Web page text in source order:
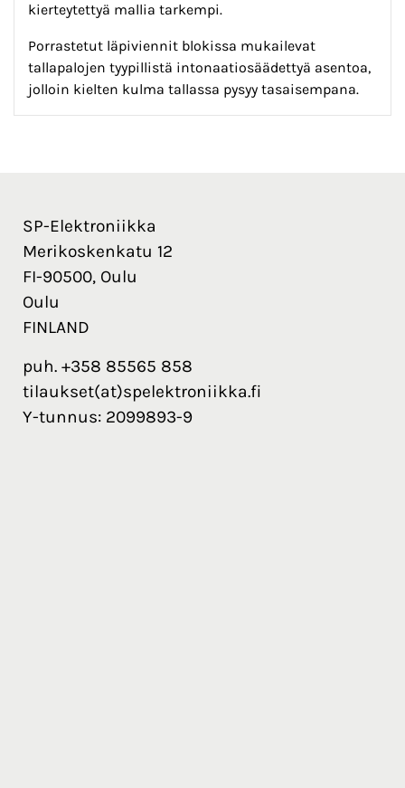
kierteytettyä mallia tarkempi.
Porrastetut läpiviennit blokissa mukailevat
tallapalojen tyypillistä intonaatiosäädettyä asentoa,
jolloin kielten kulma tallassa pysyy tasaisempana.
SP-Elektroniikka
Merikoskenkatu 12
FI-90500, Oulu
Oulu
FINLAND
puh. +358 85565 858
tilaukset(at)spelektroniikka.fi
Y-tunnus: 2099893-9